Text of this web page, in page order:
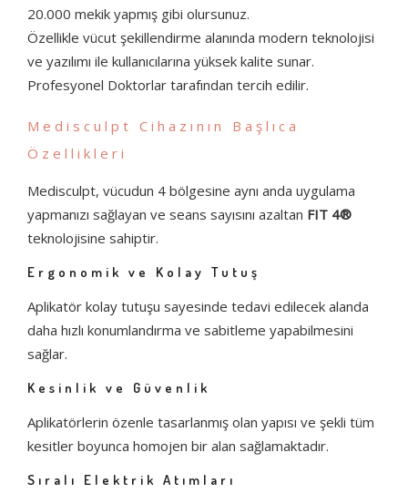
20.000 mekik yapmış gibi olursunuz.
Özellikle vücut şekillendirme alanında modern teknolojisi
ve yazılımı ile kullanıcılarına yüksek kalite sunar.
Profesyonel Doktorlar tarafından tercih edilir.
Medisculpt Cihazının Başlıca
Özellikleri
Medisculpt, vücudun 4 bölgesine aynı anda uygulama
yapmanızı sağlayan ve seans sayısını azaltan FIT 4®
teknolojisine sahiptir.
Ergonomik ve Kolay Tutuş
Aplikatör kolay tutuşu sayesinde tedavi edilecek alanda
daha hızlı konumlandırma ve sabitleme yapabilmesini
sağlar.
Kesinlik ve Güvenlik
Aplikatörlerin özenle tasarlanmış olan yapısı ve şekli tüm
kesitler boyunca homojen bir alan sağlamaktadır.
Sıralı Elektrik Atımları